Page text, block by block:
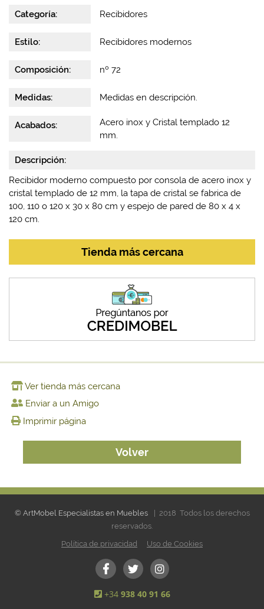
Categoría: Recibidores
Estilo: Recibidores modernos
Composición: nº 72
Medidas: Medidas en descripción.
Acabados:
Acero inox y Cristal templado 12
mm.
Tienda más cercana
Descripción:
Recibidor moderno compuesto por consola de acero inox y
cristal templado de 12 mm, la tapa de cristal se fabrica de
100, 110 o 120 x 30 x 80 cm y espejo de pared de 80 x 4 x
120 cm.
Volver
Ver tienda más cercana
Enviar a un Amigo
Imprimir página
© ArtMobel Especialistas en Muebles
| 2018 Todos los derechos
reservados.
Política de privacidad
Uso de Cookies
+34 938 40 91 66